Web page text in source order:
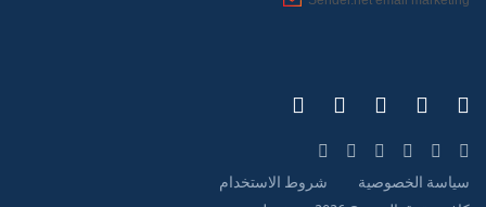
سياسة الخصوصية شروط الاستخدام